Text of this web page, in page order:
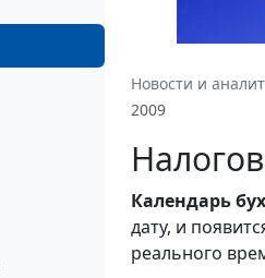
Новости и
2009
Календарь
дату, и
реального